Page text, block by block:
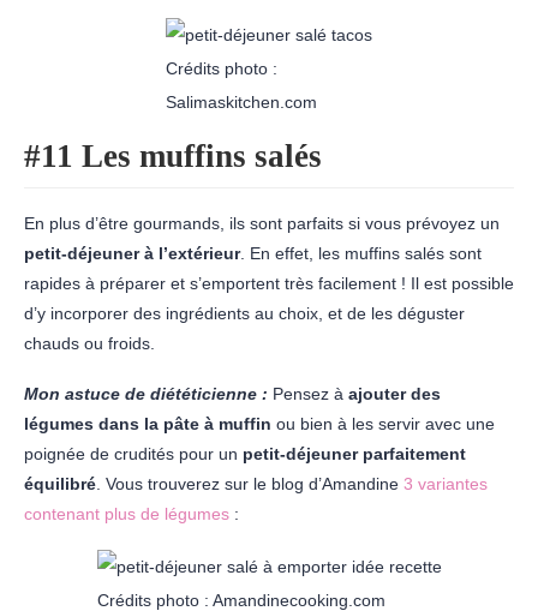
Crédits photo :
Salimaskitchen.com
#11 Les muffins salés
En plus d’être gourmands, ils sont parfaits si vous prévoyez un
petit-déjeuner à l’extérieur. En effet, les muffins salés sont
rapides à préparer et s’emportent très facilement ! Il est possible
d’y incorporer des ingrédients au choix, et de les déguster
chauds ou froids.
Mon astuce de diététicienne : Pensez à ajouter des
légumes dans la pâte à muffin ou bien à les servir avec une
poignée de crudités pour un petit-déjeuner parfaitement
équilibré . Vous trouverez sur le blog d’Amandine 3 variantes
contenant plus de légumes :
Crédits photo : Amandinecooking.com